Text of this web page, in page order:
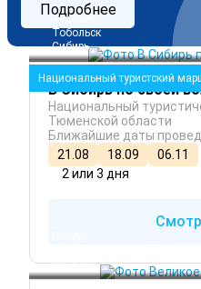
Подробнее
Тюмень
Тобольск
Сибирь
Национальный туристский
В Сибирь по своей
Национальный
Тюменской области
Ближайшие даты
21.08
18.09
06.11
2 или 3 дня
Абакан